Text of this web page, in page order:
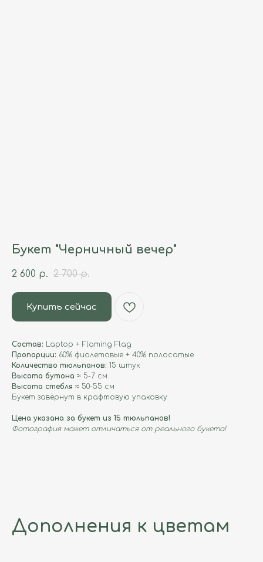
Букет "Черничный вечер"
2 600 р. 2 700 р.
Купить сейчас
Состав: Laptop + Flaming Flag
Пропорции: 60% фиолетовые + 40% полосатые
Количество тюльпанов: 15 штук
Высота бутона ≈ 5-7 см
Высота стебля ≈ 50-55 см
Букет завёрнут в крафтовую упаковку
Цена указана за букет из 15 тюльпанов!
Фотография может отличаться от реального букета!
Дополнения к цветам